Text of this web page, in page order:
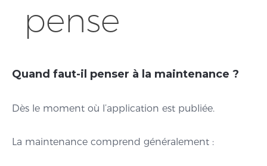
pense
Quand faut-il penser à la maintenance ?
Dès le moment où l’application est publiée.
La maintenance comprend généralement :